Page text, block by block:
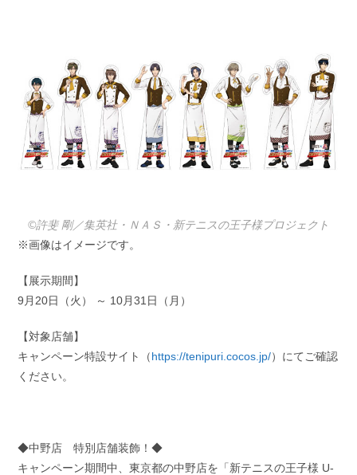
©許斐 剛／集英社・ＮＡＳ・新テニスの王子様プロジェクト
※画像はイメージです。
【展示期間】
9月20日（火） ～ 10月31日（月）
【対象店舗】
キャンペーン特設サイト（https://tenipuri.cocos.jp/）にてご確認
ください。
◆中野店 特別店舗装飾！◆
キャンペーン期間中、東京都の中野店を「新テニスの王子様 U-